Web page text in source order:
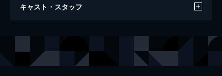
ラ・ラ・ランド
キャスト・スタッフ
ミア エマ・ストーン